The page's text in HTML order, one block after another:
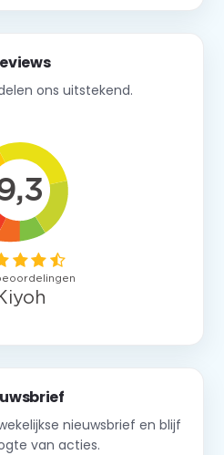
ons uitstekend.
nieuwsbrief en blijf
van acties.